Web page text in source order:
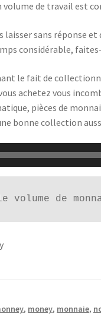
volume de travail est
laisser sans réponse
considérable,
le fait de
achetez vous
pièces de
bonne collection
volume de
, money, monnaie,